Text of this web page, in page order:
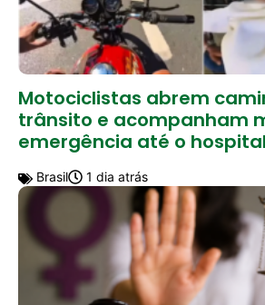
Motociclistas abrem
trânsito e acompanham
emergência até o hospital
Brasil 1 dia atrás